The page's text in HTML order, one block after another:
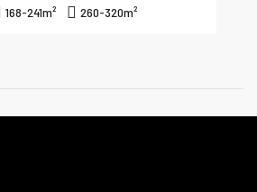
168-241m² 260-320m²